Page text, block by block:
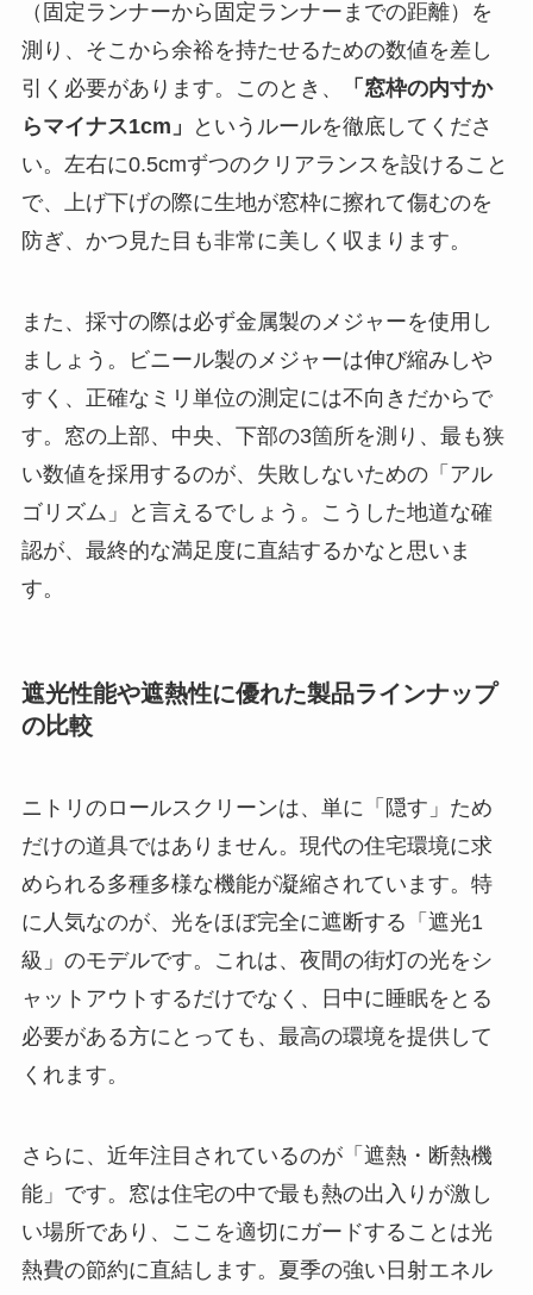
（固定ランナーから固定ランナーまでの距離）を
測り、そこから余裕を持たせるための数値を差し
引く必要があります。このとき、
「窓枠の内寸か
らマイナス1cm」
というルールを徹底してくださ
い。左右に0.5cmずつのクリアランスを設けること
で、上げ下げの際に生地が窓枠に擦れて傷むのを
防ぎ、かつ見た目も非常に美しく収まります。
また、採寸の際は必ず金属製のメジャーを使用し
ましょう。ビニール製のメジャーは伸び縮みしや
すく、正確なミリ単位の測定には不向きだからで
す。窓の上部、中央、下部の3箇所を測り、最も狭
い数値を採用するのが、失敗しないための「アル
ゴリズム」と言えるでしょう。こうした地道な確
認が、最終的な満足度に直結するかなと思いま
す。
遮光性能や遮熱性に優れた製品ラインナップ
の比較
ニトリのロールスクリーンは、単に「隠す」ため
だけの道具ではありません。現代の住宅環境に求
められる多種多様な機能が凝縮されています。特
に人気なのが、光をほぼ完全に遮断する「遮光1
級」のモデルです。これは、夜間の街灯の光をシ
ャットアウトするだけでなく、日中に睡眠をとる
必要がある方にとっても、最高の環境を提供して
くれます。
さらに、近年注目されているのが「遮熱・断熱機
能」です。窓は住宅の中で最も熱の出入りが激し
い場所であり、ここを適切にガードすることは光
熱費の節約に直結します。夏季の強い日射エネル